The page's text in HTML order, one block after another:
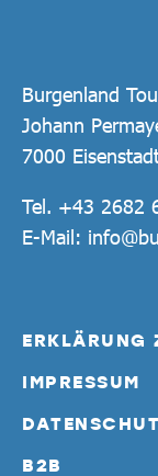
Burgenland
Johann
7000
Tel. +43 2682
E-Mail:
ERKLÄRUNG
IMPRESSUM
B2B